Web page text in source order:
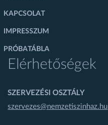
KAPCSOLAT
IMPRESSZUM
PRÓBATÁBLA
Elérhetőségek
SZERVEZÉSI OSZTÁLY
szervezes@nemzetiszinhaz.hu